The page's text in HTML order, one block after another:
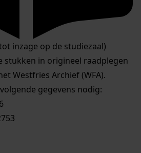
inzage op de studiezaal)
stukken in origineel raadplegen
Westfries Archief (WFA).
gegevens nodig: